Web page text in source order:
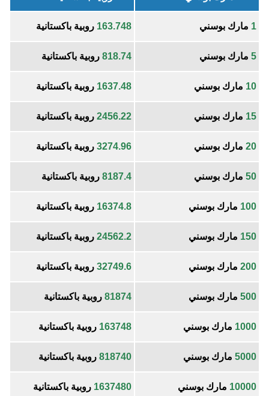
1 مارك بوسني 163.748 روبية باكستانية
5 مارك بوسني 818.74 روبية باكستانية
10 مارك بوسني 1637.48 روبية باكستانية
15 مارك بوسني 2456.22 روبية باكستانية
20 مارك بوسني 3274.96 روبية باكستانية
50 مارك بوسني 8187.4 روبية باكستانية
100 مارك بوسني 16374.8 روبية باكستانية
150 مارك بوسني 24562.2 روبية باكستانية
200 مارك بوسني 32749.6 روبية باكستانية
500 مارك بوسني 81874 روبية باكستانية
1000 مارك بوسني 163748 روبية باكستانية
5000 مارك بوسني 818740 روبية باكستانية
10000 مارك بوسني 1637480 روبية باكستانية